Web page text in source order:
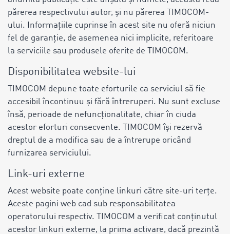
părerea respectivului autor, și nu părerea TIMOCOM-
ului. Informațiile cuprinse în acest site nu oferă niciun
fel de garanție, de asemenea nici implicite, referitoare
la serviciile sau produsele oferite de TIMOCOM.
Disponibilitatea website-lui
TIMOCOM depune toate eforturile ca serviciul să fie
accesibil încontinuu și fără întreruperi. Nu sunt excluse
însă, perioade de nefuncționalitate, chiar în ciuda
acestor eforturi consecvente. TIMOCOM își rezervă
dreptul de a modifica sau de a întrerupe oricând
furnizarea serviciului.
Link-uri externe
Acest website poate conține linkuri către site-uri terțe.
Aceste pagini web cad sub responsabilitatea
operatorului respectiv. TIMOCOM a verificat conținutul
acestor linkuri externe, la prima activare, dacă prezintă